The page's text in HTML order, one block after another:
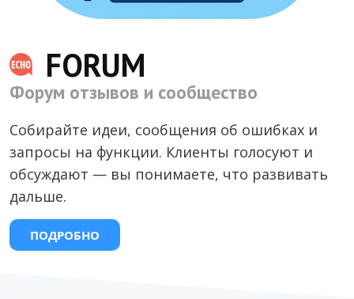
FORUM
Форум отзывов и сообщество
Собирайте идеи, сообщения об ошибках и
запросы на функции. Клиенты голосуют и
обсуждают — вы понимаете, что развивать
дальше.
ПОДРОБНО